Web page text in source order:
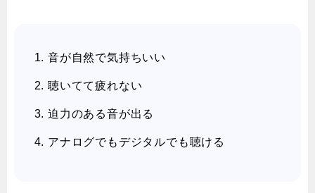
音が自然で気持ちいい
聴いてて疲れない
迫力のある音が出る
アナログでもデジタルでも聴ける